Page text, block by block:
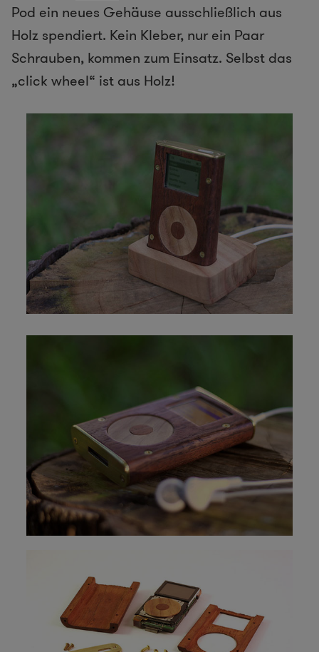
Pod ein neues Gehäuse ausschließlich aus
Holz spendiert. Kein Kleber, nur ein Paar
Schrauben, kommen zum Einsatz. Selbst das
„click wheel“ ist aus Holz!